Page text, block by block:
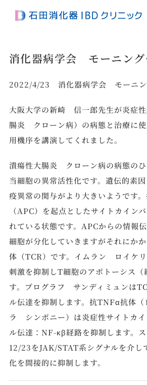
消化器病学会 モーニング
2022/4/23 消化器病学会 モーニン
大阪大学の新崎 信一郎先生が炎症
腸炎 クローン病）の病態と治療に
用機序を講演してくれました。
潰瘍性大腸炎 クローン病の病態の
当細胞の異常活性化です。遺伝的素
疫異常の関与がより大きいようです
（APC）を起点としたサイトカイン
れている状態です。APCからの情報
細胞が分化していきますがそれにか
体（TCR）です。イムラン ロイケ
刺激を抑制しT細胞のアポトーシス（
す。プログラフ サンディミュンは
ル伝達を抑制します。抗TNFα抗体
ラ シンポニー）は炎症性サイトカ
ル伝達：NF-κβ経路を抑制します。
12/23をJAK/STAT系シグナルを介し
化を間接的に抑制します。